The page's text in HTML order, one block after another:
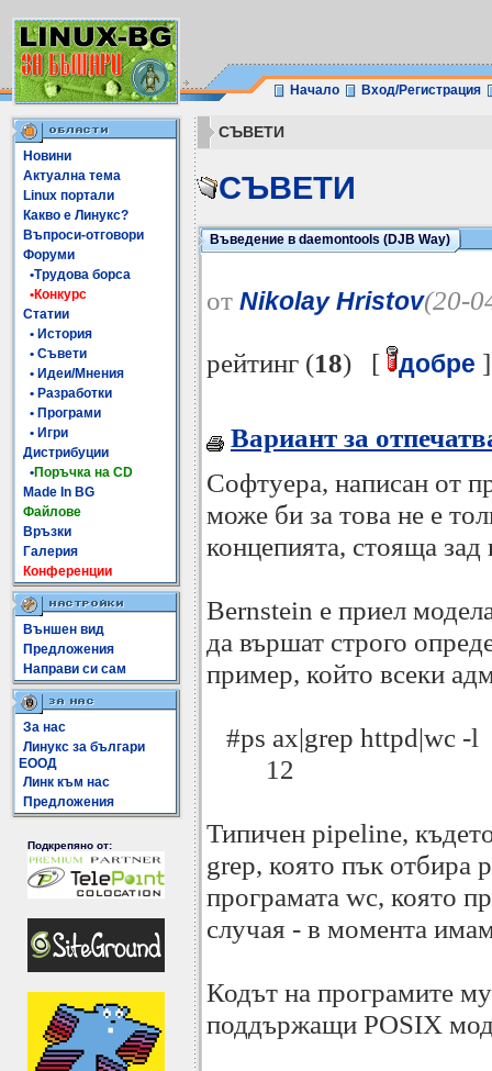
Начало Вход/Регистрация
Новини
Актуална тема
Linux портали
Какво е Линукс?
Въпроси-отговори
Форуми
•Трудова борса
•Конкурс
Статии
• История
• Съвети
• Идеи/Мнения
• Разработки
• Програми
• Игри
Дистрибуции
•Поръчка на CD
Made In BG
Файлове
Връзки
Галерия
Конференции
Външен вид
Предложения
Направи си сам
За нас
Линукс за българи
ЕООД
Линк към нас
Предложения
Подкрепяно от:
СЪВЕТИ
СЪВЕТИ
Въведение в daemontools (DJB Way)
от Nikolay Hristov(20-
рейтинг (18) [ добре
Вариант за
Софтуера, написан от
може би за това не е
концепията, стояща зад
Bernstein е приел
да вършат строго
пример, който всеки
#ps ax|grep httpd|wc -l
12
Типичен pipeline,
grep, която пък отбира
програмата wc, която
случая - в момента
Кодът на програмите
поддържащи POSIX